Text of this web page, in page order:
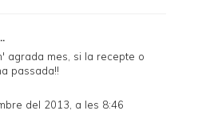
agrada mes, si la recepte o
passada!!
del 2013, a les 8:46